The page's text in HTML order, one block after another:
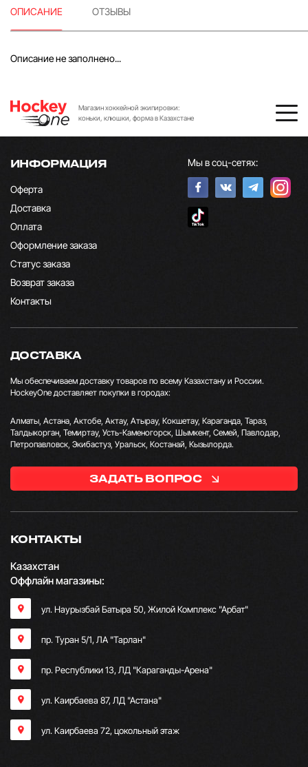
ОПИСАНИЕ ОТЗЫВЫ
Описание не заполнено...
Магазин хоккейной экипировки:
коньки, клюшки, форма в Казахстане
ИНФОРМАЦИЯ
Оферта
Доставка
Оплата
Оформление заказа
Статус заказа
Возврат заказа
Контакты
Мы в соц-сетях:
КОНТАКТЫ
Казахстан
Оффлайн магазины:
ул. Наурызбай Батыра 50, Жилой Комплекс "Арбат"
пр. Туран 5/1, ЛА "Тарлан"
пр. Республики 13, ​ЛД "Караганды-Арена"
ул. Каирбаева 87, ЛД "Астана"
ул. Каирбаева 72, цокольный этаж
ДОСТАВКА
Мы обеспечиваем доставку товаров по всему Казахстану и России.
HockeyOne доставляет покупки в городах:
Алматы, Астана, Актобе, Актау, Атырау, Кокшетау, Караганда, Тараз,
Талдыкорган, Темиртау, Усть-Каменогорск, Шымкент, Семей, Павлодар,
Петропавловск, Экибастуз, Уральск, Костанай, Кызылорда.
ЗАДАТЬ ВОПРОС